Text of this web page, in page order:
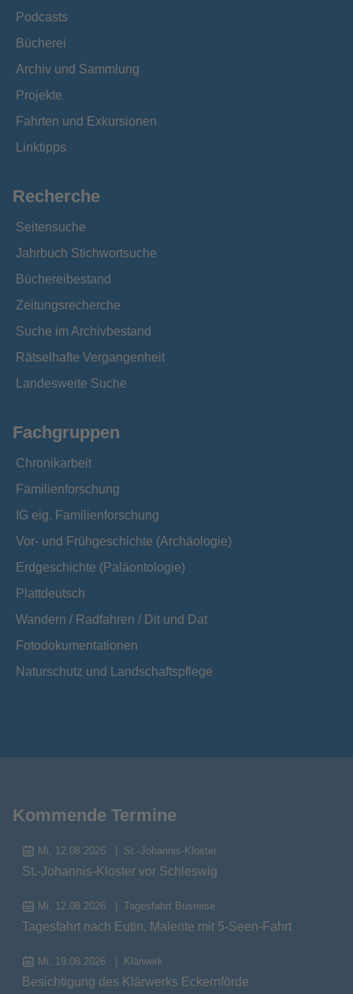
Podcasts
Bücherei
Archiv und Sammlung
Projekte
Fahrten und Exkursionen
Linktipps
Recherche
Seitensuche
Jahrbuch Stichwortsuche
Büchereibestand
Zeitungsrecherche
Suche im Archivbestand
Rätselhafte Vergangenheit
Landesweite Suche
Fachgruppen
Chronikarbeit
Familienforschung
IG eig. Familienforschung
Vor- und Frühgeschichte (Archäologie)
Erdgeschichte (Paläontologie)
Plattdeutsch
Wandern / Radfahren / Dit und Dat
Fotodokumentationen
Naturschutz und Landschaftspflege
Kommende Termine
Mi, 12.08.2026 St.-Johannis-Kloster
St.-Johannis-Kloster vor Schleswig
Mi, 12.08.2026 Tagesfahrt Busreise
Tagesfahrt nach Eutin, Malente mit 5-Seen-Fahrt
Mi, 19.08.2026 Klärwerk
Besichtigung des Klärwerks Eckernförde